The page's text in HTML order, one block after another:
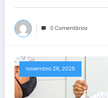
0 Comentários
novembro 28, 2025